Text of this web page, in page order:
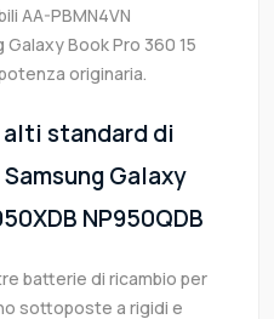
AA-PBMN4VN
Book Pro 360 15
originaria.
standard di
Galaxy
NP950QDB
batterie di ricambio per
sottoposte a rigidi e